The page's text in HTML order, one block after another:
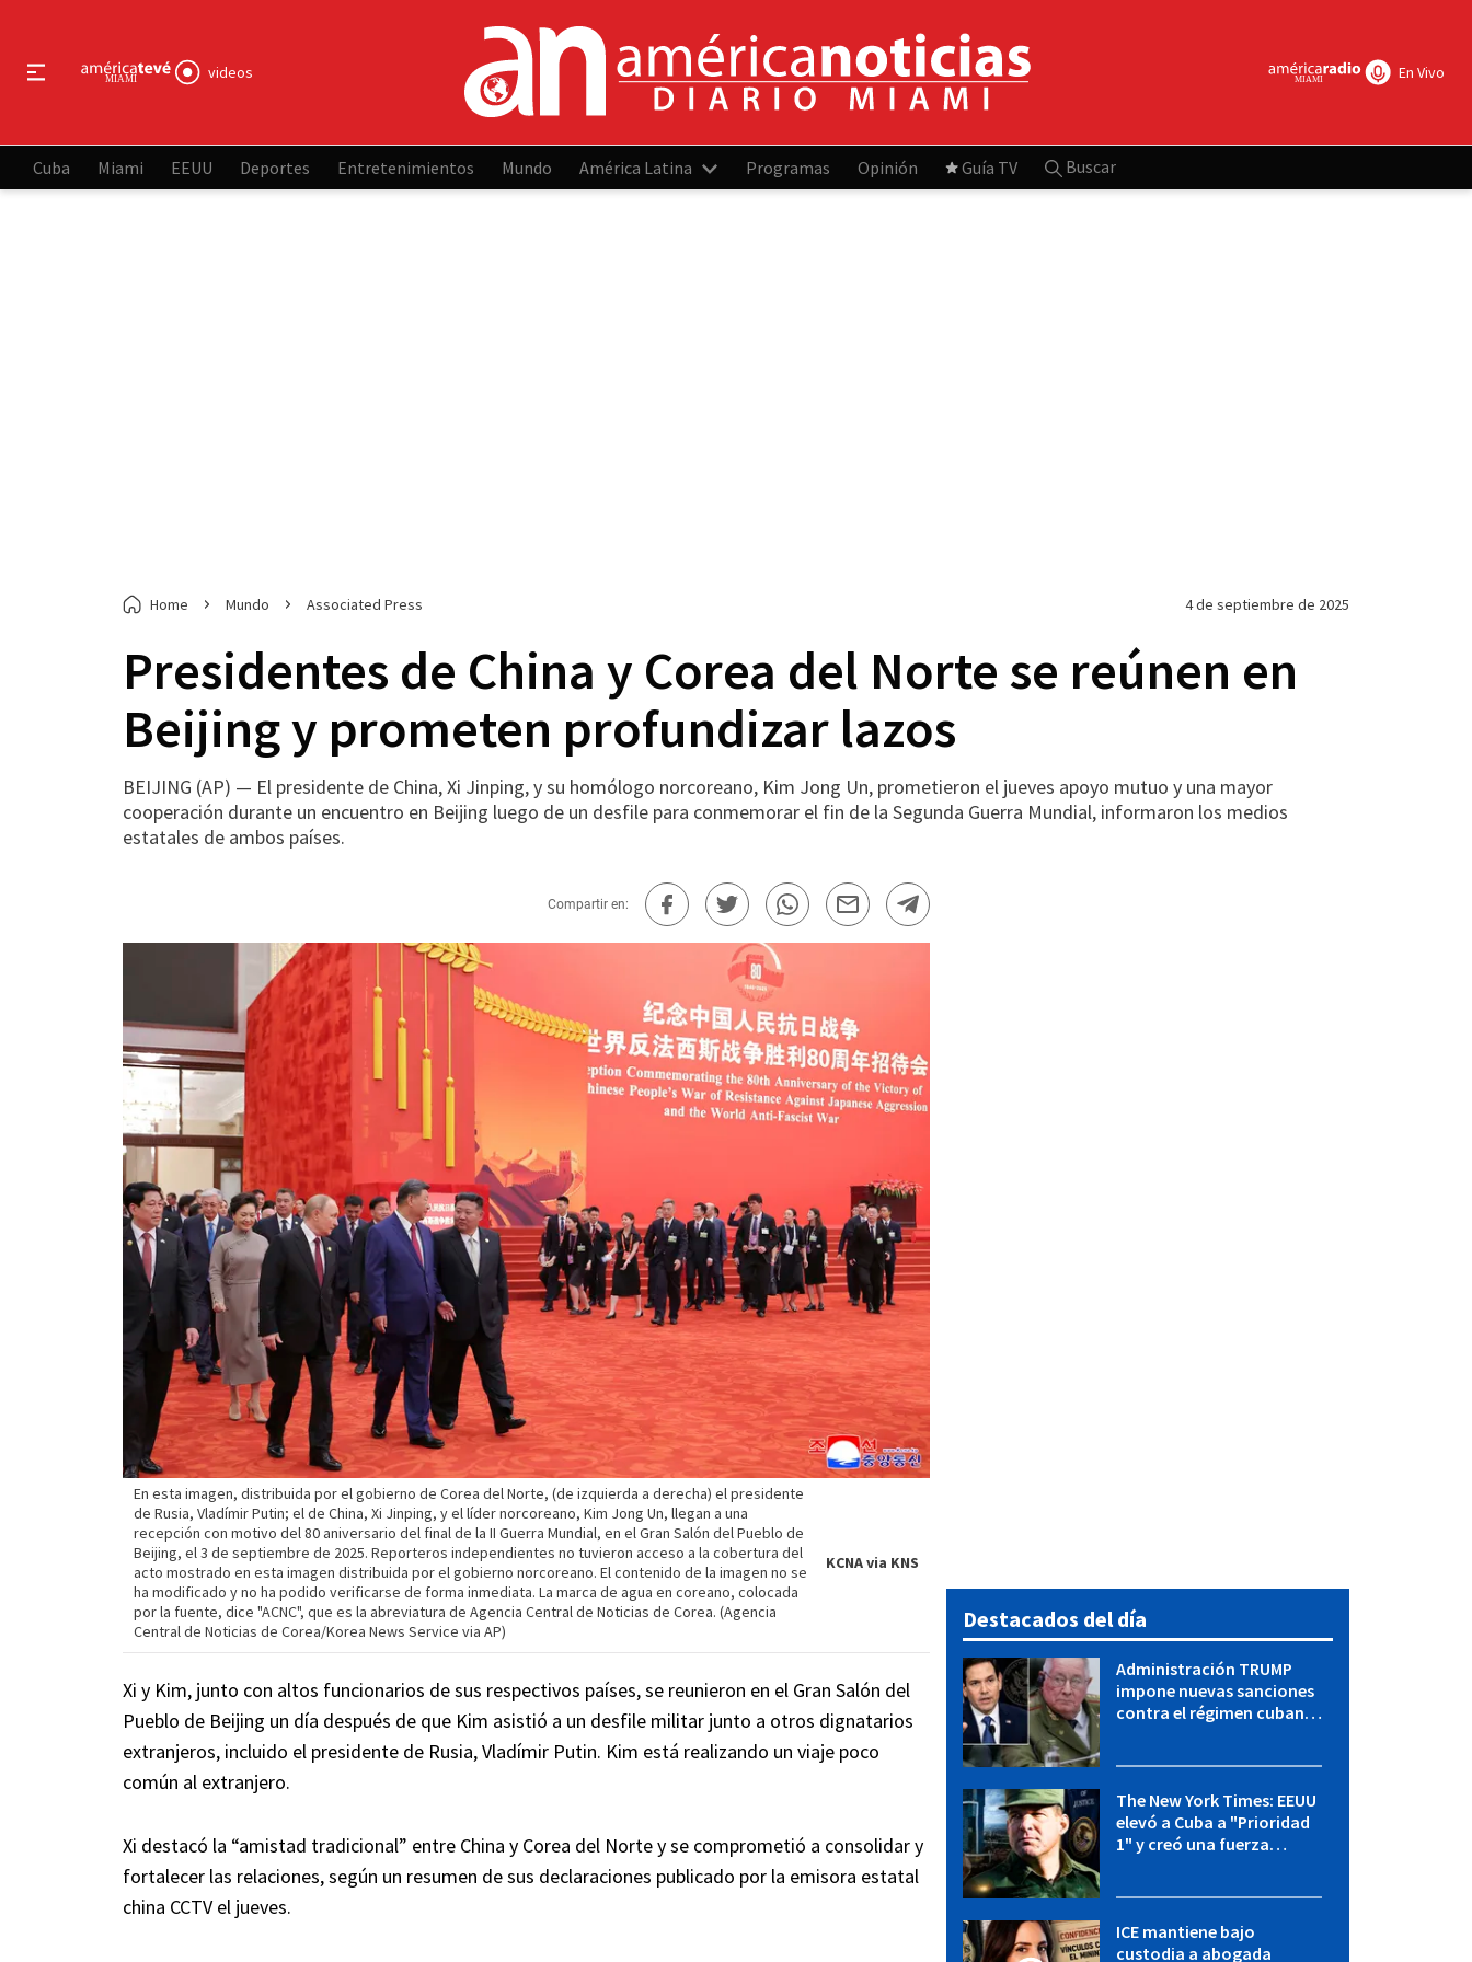
videos En Vivo
Cuba Miami EEUU Deportes Entretenimientos Mundo América Latina Programas Opinión Guía TV Buscar
Home Mundo Associated Press 4 de septiembre de 2025
Presidentes de China y Corea del Norte se reúnen en
Beijing y prometen profundizar lazos
BEIJING (AP) — El presidente de China, Xi Jinping, y su homólogo norcoreano, Kim Jong Un, prometieron el jueves apoyo mutuo y una mayor
cooperación durante un encuentro en Beijing luego de un desfile para conmemorar el fin de la Segunda Guerra Mundial, informaron los medios
estatales de ambos países.
Compartir en:
En esta imagen, distribuida por el gobierno de Corea del Norte, (de izquierda a derecha) el presidente
de Rusia, Vladímir Putin; el de China, Xi Jinping, y el líder norcoreano, Kim Jong Un, llegan a una
recepción con motivo del 80 aniversario del final de la II Guerra Mundial, en el Gran Salón del Pueblo de
Beijing, el 3 de septiembre de 2025. Reporteros independientes no tuvieron acceso a la cobertura del
acto mostrado en esta imagen distribuida por el gobierno norcoreano. El contenido de la imagen no se
ha modificado y no ha podido verificarse de forma inmediata. La marca de agua en coreano, colocada
por la fuente, dice "ACNC", que es la abreviatura de Agencia Central de Noticias de Corea. (Agencia
Central de Noticias de Corea/Korea News Service via AP)
KCNA via KNS
Xi y Kim, junto con altos funcionarios de sus respectivos países, se reunieron en el Gran Salón del
Pueblo de Beijing un día después de que Kim asistió a un desfile militar junto a otros dignatarios
extranjeros, incluido el presidente de Rusia, Vladímir Putin. Kim está realizando un viaje poco
común al extranjero.
Xi destacó la “amistad tradicional” entre China y Corea del Norte y se comprometió a consolidar y
fortalecer las relaciones, según un resumen de sus declaraciones publicado por la emisora estatal
china CCTV el jueves.
Destacados del día
Administración TRUMP
impone nuevas sanciones
contra el régimen cubano:
The New York Times: EEUU
elevó a Cuba a "Prioridad
1" y creó una fuerza
ICE mantiene bajo
custodia a abogada